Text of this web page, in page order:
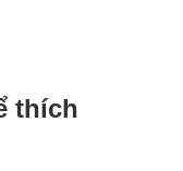
thích